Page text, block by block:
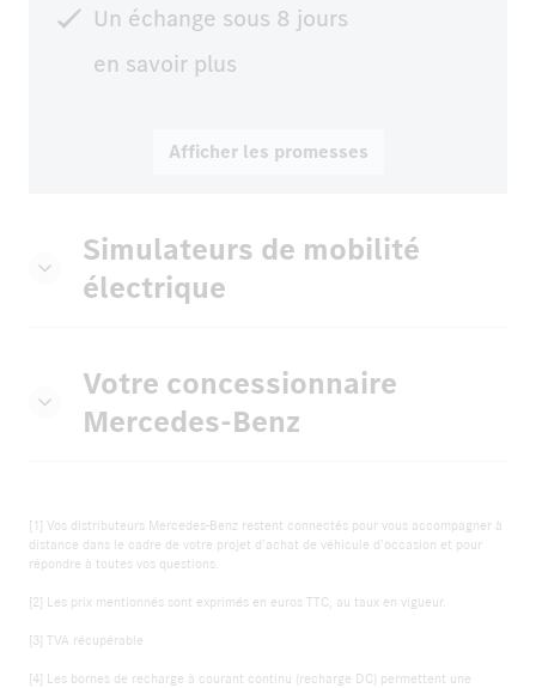
Un échange sous 8 jours
en savoir plus
Afficher les promesses
Simulateurs de mobilité
électrique
Votre concessionnaire
Mercedes-Benz
[1] Vos distributeurs Mercedes-Benz restent connectés pour vous accompagner à
distance dans le cadre de votre projet d’achat de véhicule d’occasion et pour
répondre à toutes vos questions.
[2] Les prix mentionnés sont exprimés en euros TTC, au taux en vigueur.
[3] TVA récupérable
[4] Les bornes de recharge à courant continu (recharge DC) permettent une